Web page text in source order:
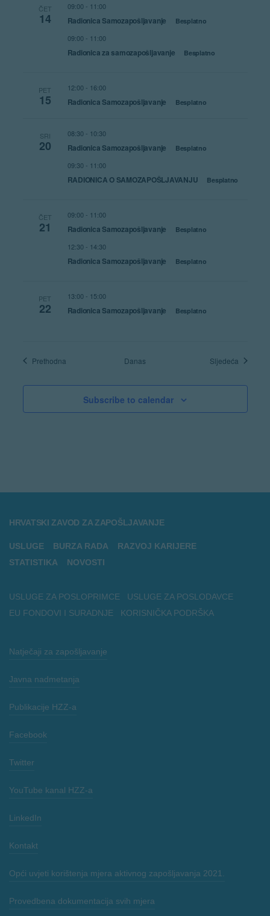
ČET
14
09:00 - 11:00
Radionica Samozapošljavanje Besplatno
09:00 - 11:00
Radionica za samozapošljavanje Besplatno
PET
15
12:00 - 16:00
Radionica Samozapošljavanje Besplatno
SRI
20
08:30 - 10:30
Radionica Samozapošljavanje Besplatno
09:30 - 11:00
RADIONICA O SAMOZAPOŠLJAVANJU Besplatno
ČET
21
09:00 - 11:00
Radionica Samozapošljavanje Besplatno
12:30 - 14:30
Radionica Samozapošljavanje Besplatno
PET
22
13:00 - 15:00
Radionica Samozapošljavanje Besplatno
PrethodnaRadionice Danas Sljedeća
Subscribe to calendar
HRVATSKI ZAVOD ZA ZAPOŠLJAVANJE
USLUGE BURZA RADA
RAZVOJ KARIJERE
STATISTIKA
NOVOSTI
USLUGE ZA POSLOPRIMCE
USLUGE ZA POSLODAVCE
EU FONDOVI I SURADNJE
KORISNIČKA PODRŠKA
Natječaji za zapošljavanje
Javna nadmetanja
Publikacije HZZ-a
Facebook
Twitter
YouTube kanal HZZ-a
LinkedIn
Kontakt
Opći uvjeti korištenja mjera aktivnog zapošljavanja 2021.
Provedbena dokumentacija svih mjera